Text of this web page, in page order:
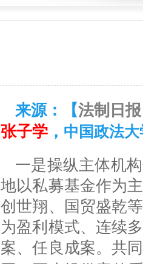
来源：【法制日报
张子学 ， 中国政法
一是操纵主体机
地以私募基金作为
创世翔、国贸盛乾
为盈利模式、连续
案、任良成案。共